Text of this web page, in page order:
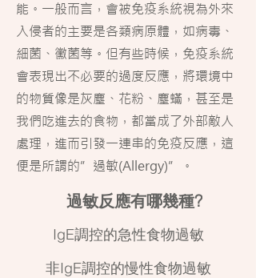
能。一般而言，會被免疫系統視為外來
入侵者的主要是各類病原體，如病毒、
細菌、黴菌等。但有些時候，免疫系統
會表現出不必要的過度反應，將環境中
的物質像是灰塵、花粉、塵蟎，甚至是
我們吃進去的食物，都當成了外部敵人
處理，進而引發一連串的免疫反應，這
便是所謂的”過敏(Allergy)”。
過敏反應有哪幾種?
IgE調控的急性食物過敏
非IgE調控的慢性食物過敏